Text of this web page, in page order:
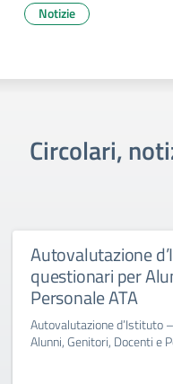
Notizie
Circolari,
Autovalutazione
questionari per
Personale ATA
Autovalutazione d’Istituto
Alunni, Genitori, Docenti e